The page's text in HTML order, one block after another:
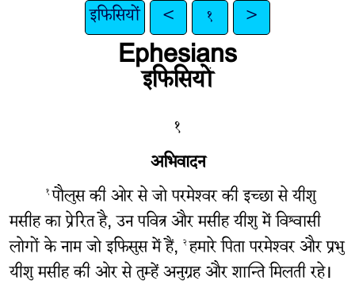
इफिसियों < १ >
Ephesians
इफिसियों
१
अभिवादन
१पौलुस की ओर से जो परमेश्‍वर की इच्छा से यीशु
मसीह का प्रेरित है, उन पवित्र और मसीह यीशु में विश्वासी
लोगों के नाम जो इफिसुस में हैं, २हमारे पिता परमेश्‍वर और प्रभु
यीशु मसीह की ओर से तुम्हें अनुग्रह और शान्ति मिलती रहे।